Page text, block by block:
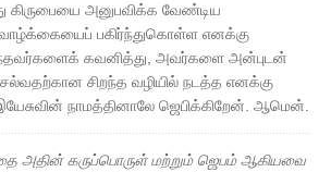
கிருபையை அனுபவிக்க வேண்டிய
பகிர்ந்துகொள்ள எனக்கு
கவனித்து, அவர்களை அன்புடன்
சிறந்த வழியில் நடத்த எனக்கு
நாமத்தினாலே ஜெபிக்கிறேன். ஆமென்.
அதின் கருப்பொருள் மற்றும் ஜெபம் ஆகியவை